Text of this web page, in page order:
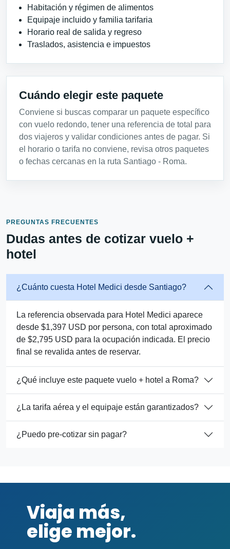
Habitación y régimen de alimentos
Equipaje incluido y familia tarifaria
Horario real de salida y regreso
Traslados, asistencia e impuestos
Cuándo elegir este paquete
Conviene si buscas comparar un paquete específico
con vuelo redondo, tener una referencia de total para
dos viajeros y validar condiciones antes de pagar. Si
el horario o tarifa no conviene, revisa otros paquetes
o fechas cercanas en la ruta Santiago - Roma.
PREGUNTAS FRECUENTES
Dudas antes de cotizar vuelo +
hotel
¿Cuánto cuesta Hotel Medici desde Santiago?
La referencia observada para Hotel Medici aparece
desde $1,397 USD por persona, con total aproximado
de $2,795 USD para la ocupación indicada. El precio
final se revalida antes de reservar.
¿Qué incluye este paquete vuelo + hotel a Roma?
¿La tarifa aérea y el equipaje están garantizados?
¿Puedo pre-cotizar sin pagar?
Viaja más,
elige mejor.